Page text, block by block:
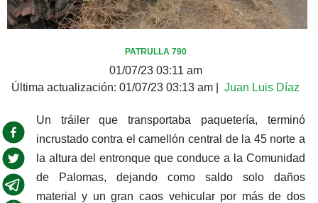
PATRULLA 790
01/07/23 03:11 am
Última actualización: 01/07/23 03:13 am Juan Luis Díaz
Un tráiler que transportaba paquetería, terminó
incrustado contra el camellón central de la 45 norte a
la altura del entronque que conduce a la Comunidad
de Palomas, dejando como saldo solo daños
material y un gran caos vehicular por más de dos